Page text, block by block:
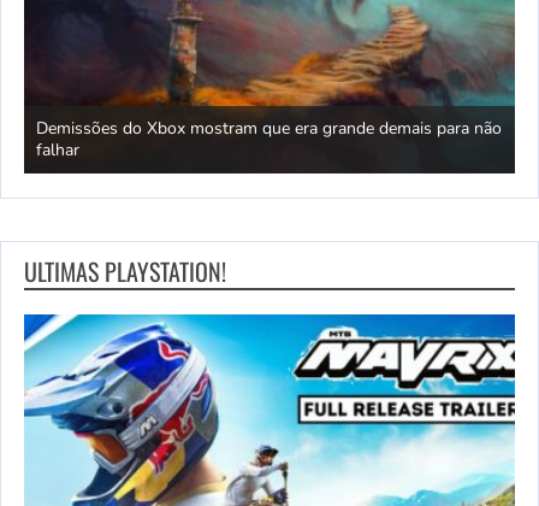
Demissões do Xbox mostram que era grande demais para não
falhar
ULTIMAS PLAYSTATION!